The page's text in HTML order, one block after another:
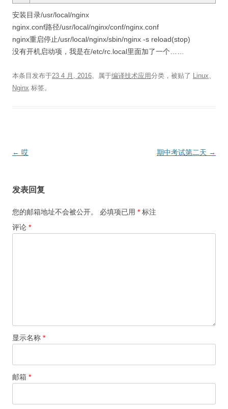
安装目录/usr/local/nginx
nginx.conf路径/usr/local/nginx/conf/nginx.conf
nginx重启停止/usr/local/nginx/sbin/nginx -s reload(stop)
没有开机启动项，我是在/etc/rc.local里面加了一个……
本条目发布于23 4 月, 2016。属于编译技术应用分类，被贴了 Linux、
Nginx 标签。
文
航
← 哎 期中考试第二天 →
发表回复
您的邮箱地址不会被公开。 必填项已用 * 标注
评论 *
显示名称 *
邮箱 *